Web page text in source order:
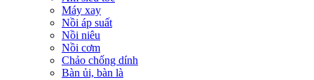
Máy xay
Nồi áp suất
Nồi niêu
Nồi cơm
Chảo chống dính
Bàn ủi, bàn là